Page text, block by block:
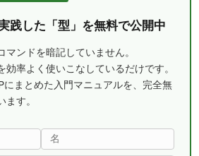
践した「型」を無料で公開中
ンドを暗記していません。
効率よく使いこなしているだけです。
にまとめた入門マニュアルを、完全無
す。